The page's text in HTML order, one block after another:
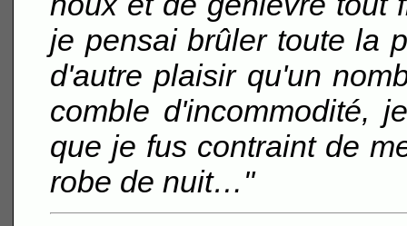
je pensai brûler toute la
d'autre plaisir qu'un
comble d'incommodité,
que je fus contraint de
robe de nuit…"